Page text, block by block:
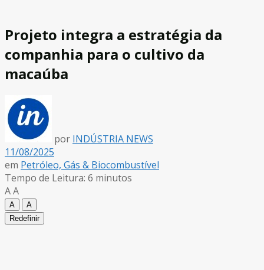
Projeto integra a estratégia da
companhia para o cultivo da
macaúba
por INDÚSTRIA NEWS
11/08/2025
em Petróleo, Gás & Biocombustível
Tempo de Leitura: 6 minutos
AA
A
A
Redefinir